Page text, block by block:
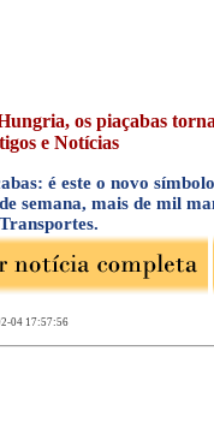
os piaçabas
e Notícias
é este o novo
semana, mais de mil
04 17:57:56